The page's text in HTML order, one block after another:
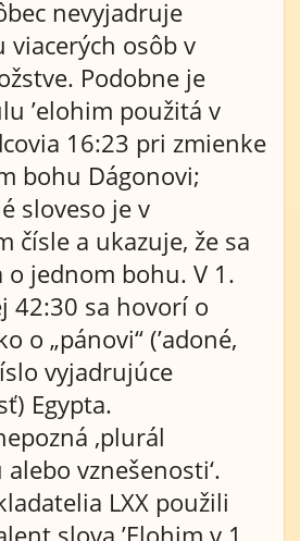
nevyjadruje
viacerých osôb v
Podobne je
’elohim použitá v
16:23 pri zmienke
bohu Dágonovi;
sloveso je v
čísle a ukazuje, že sa
o jednom bohu. V 1.
42:30 sa hovorí o
o „pánovi“ (’adoné,
vyjadrujúce
Egypta.
‚plurál
vznešenosti‘.
LXX použili
slova ’Elohim v 1.